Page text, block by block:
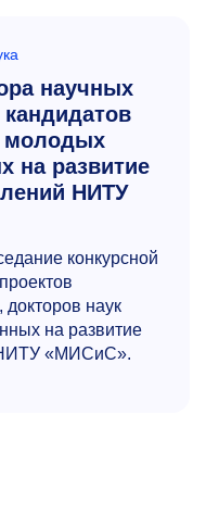
научных
молодых
на развитие
НИТУ
конкурсной
докторов наук
на развитие
НИТУ «МИСиС».